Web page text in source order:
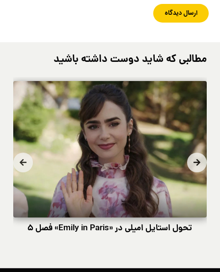
مطالبی که شاید دوست داشته باشید
تحول استایل امیلی در «Emily in Paris» فصل ۵